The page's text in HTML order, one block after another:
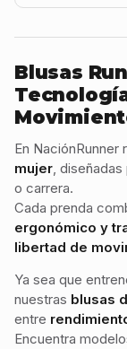
Blusas
En NaciónRunner
mujer,
o carrera.
Cada prenda
ergonómico y
libertad de
Ya sea que
nuestras blusas
entre
Encuentra